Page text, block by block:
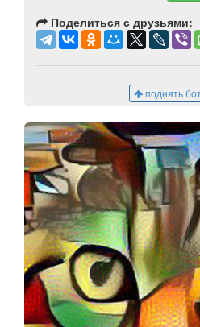
Поделиться с друзьями:
поднять